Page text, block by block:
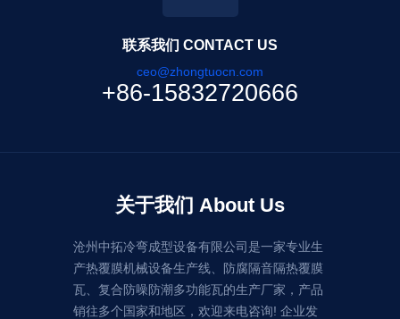
联系我们 CONTACT US
ceo@zhongtuocn.com
+86-15832720666
关于我们 About Us
沧州中拓冷弯成型设备有限公司是一家专业生
产热覆膜机械设备生产线、防腐隔音隔热覆膜
瓦、复合防噪防潮多功能瓦的生产厂家，产品
销往多个国家和地区，欢迎来电咨询! 企业发